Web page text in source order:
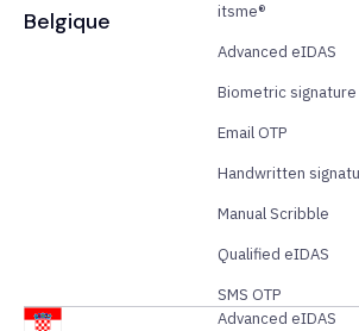
Belgique
itsme®
Advanced eIDAS
Biometric signature
Email OTP
Handwritten
Manual Scribble
Qualified eIDAS
SMS OTP
Advanced eIDAS